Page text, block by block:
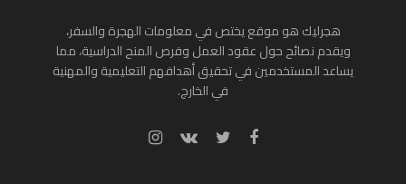
هجرليك هو موقع يختص في معلومات الهجرة والسفر،
ويقدم نصائح حول عقود العمل وفرص المنح الدراسية، مما
يساعد المستخدمين في تحقيق أهدافهم التعليمية والمهنية
في الخارج.